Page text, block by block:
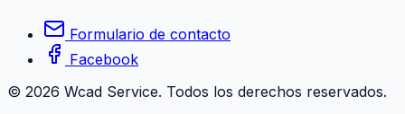
Formulario de contacto
Facebook
© 2026 Wcad Service. Todos los derechos reservados.